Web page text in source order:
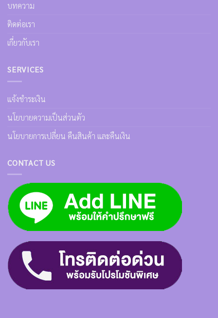
บทความ
ติดต่อเรา
เกี่ยวกับเรา
SERVICES
แจ้งชำระเงิน
นโยบายความเป็นส่วนตัว
นโยบายการเปลี่ยน คืนสินค้า และคืนเงิน
CONTACT US